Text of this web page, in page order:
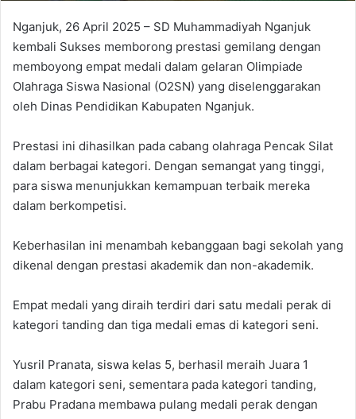
Nganjuk, 26 April 2025 – SD Muhammadiyah Nganjuk
kembali Sukses memborong prestasi gemilang dengan
memboyong empat medali dalam gelaran Olimpiade
Olahraga Siswa Nasional (O2SN) yang diselenggarakan
oleh Dinas Pendidikan Kabupaten Nganjuk.
Prestasi ini dihasilkan pada cabang olahraga Pencak Silat
dalam berbagai kategori. Dengan semangat yang tinggi,
para siswa menunjukkan kemampuan terbaik mereka
dalam berkompetisi.
Keberhasilan ini menambah kebanggaan bagi sekolah yang
dikenal dengan prestasi akademik dan non-akademik.
Empat medali yang diraih terdiri dari satu medali perak di
kategori tanding dan tiga medali emas di kategori seni.
Yusril Pranata, siswa kelas 5, berhasil meraih Juara 1
dalam kategori seni, sementara pada kategori tanding,
Prabu Pradana membawa pulang medali perak dengan